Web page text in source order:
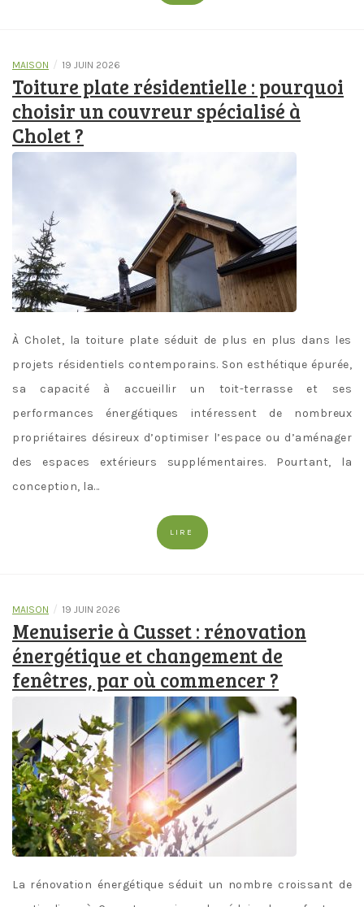
MAISON / 19 JUIN 2026
Toiture plate résidentielle : pourquoi
choisir un couvreur spécialisé à
Cholet ?
À Cholet, la toiture plate séduit de plus en plus dans les
projets résidentiels contemporains. Son esthétique épurée,
sa capacité à accueillir un toit-terrasse et ses
performances énergétiques intéressent de nombreux
propriétaires désireux d’optimiser l’espace ou d’aménager
des espaces extérieurs supplémentaires. Pourtant, la
conception, la…
LIRE
MAISON / 19 JUIN 2026
Menuiserie à Cusset : rénovation
énergétique et changement de
fenêtres, par où commencer ?
La rénovation énergétique séduit un nombre croissant de